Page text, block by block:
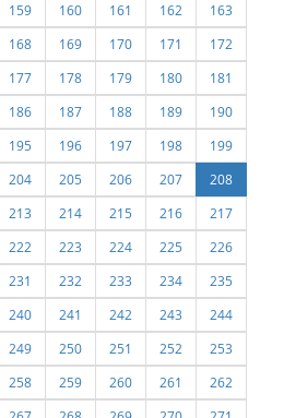
159 160 161 162
163
168 169 170 171
172
177 178 179 180
181
186 187 188 189
190
195 196 197 198
199
204 205 206 207
208
213 214 215 216
217
222 223 224 225
226
231 232 233 234
235
240 241 242 243
244
249 250 251 252
253
258 259 260 261
262